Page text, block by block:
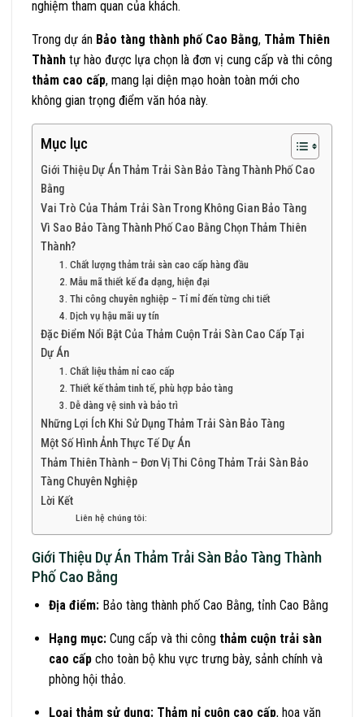
nghiệm tham quan của khách.
Trong dự án Bảo tàng thành phố Cao Bằng, Thảm Thiên
Thành tự hào được lựa chọn là đơn vị cung cấp và thi công
thảm cao cấp, mang lại diện mạo hoàn toàn mới cho
không gian trọng điểm văn hóa này.
Mục lục
Giới Thiệu Dự Án Thảm Trải Sàn Bảo Tàng Thành Phố Cao
Bằng
Vai Trò Của Thảm Trải Sàn Trong Không Gian Bảo Tàng
Vì Sao Bảo Tàng Thành Phố Cao Bằng Chọn Thảm Thiên
Thành?
1. Chất lượng thảm trải sàn cao cấp hàng đầu
2. Mẫu mã thiết kế đa dạng, hiện đại
3. Thi công chuyên nghiệp – Tỉ mỉ đến từng chi tiết
4. Dịch vụ hậu mãi uy tín
Đặc Điểm Nổi Bật Của Thảm Cuộn Trải Sàn Cao Cấp Tại
Dự Án
1. Chất liệu thảm nỉ cao cấp
2. Thiết kế thảm tinh tế, phù hợp bảo tàng
3. Dễ dàng vệ sinh và bảo trì
Những Lợi Ích Khi Sử Dụng Thảm Trải Sàn Bảo Tàng
Một Số Hình Ảnh Thực Tế Dự Án
Thảm Thiên Thành – Đơn Vị Thi Công Thảm Trải Sàn Bảo
Tàng Chuyên Nghiệp
Lời Kết
Liên hệ chúng tôi:
Giới Thiệu Dự Án Thảm Trải Sàn Bảo Tàng Thành
Phố Cao Bằng
Địa điểm:Bảo tàng thành phố Cao Bằng, tỉnh Cao Bằng
Hạng mục:Cung cấp và thi công thảm cuộn trải sàn
cao cấpcho toàn bộ khu vực trưng bày, sảnh chính và
phòng hội thảo.
Loại thảm sử dụng: Thảm nỉ cuộn cao cấp, hoa văn